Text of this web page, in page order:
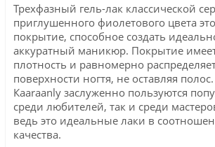
Трехфазный гель-лак классической
приглушенного фиолетового цвета
покрытие, способное создать
аккуратный маникюр. Покрытие
плотность и равномерно
поверхности ногтя, не оставляя
Кaaraanly заслуженно пользуются
среди любителей, так и среди
ведь это идеальные лаки в
качества.